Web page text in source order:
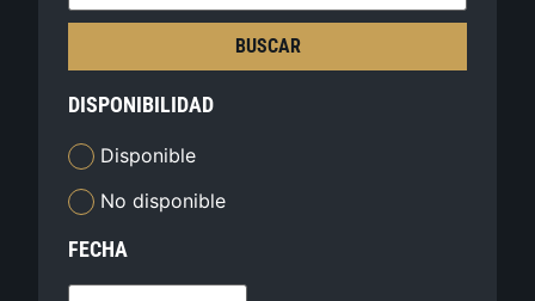
BUSCAR
DISPONIBILIDAD
Disponible
No disponible
FECHA